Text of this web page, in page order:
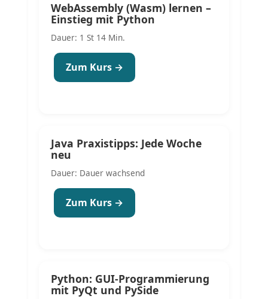
WebAssembly (Wasm) lernen –
Einstieg mit Python
Dauer: 1 St 14 Min.
Zum Kurs →
Java Praxistipps: Jede Woche
neu
Dauer: Dauer wachsend
Zum Kurs →
Python: GUI-Programmierung
mit PyQt und PySide